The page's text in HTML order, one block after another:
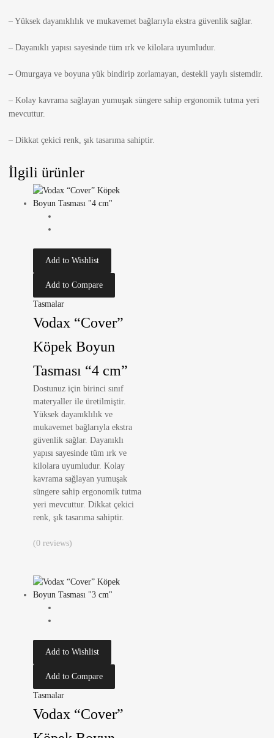
– Yüksek dayanıklılık ve mukavemet bağlarıyla ekstra güvenlik sağlar.
– Dayanıklı yapısı sayesinde tüm ırk ve kilolara uyumludur.
– Omurgaya ve boyuna yük bindirip zorlamayan, destekli yaylı sistemdir.
– Kolay kavrama sağlayan yumuşak süngere sahip ergonomik tutma yeri
mevcuttur.
– Dikkat çekici renk, şık tasarıma sahiptir.
İlgili ürünler
Add to Wishlist
Add to Compare
Tasmalar
Vodax “Cover”
Köpek Boyun
Tasması “4 cm”
Dostunuz için birinci sınıf
materyaller ile üretilmiştir.
Yüksek dayanıklılık ve
mukavemet bağlarıyla ekstra
güvenlik sağlar. Dayanıklı
yapısı sayesinde tüm ırk ve
kilolara uyumludur. Kolay
kavrama sağlayan yumuşak
süngere sahip ergonomik tutma
yeri mevcuttur. Dikkat çekici
renk, şık tasarıma sahiptir.
(0 reviews)
Add to Wishlist
Add to Compare
Tasmalar
Vodax “Cover”